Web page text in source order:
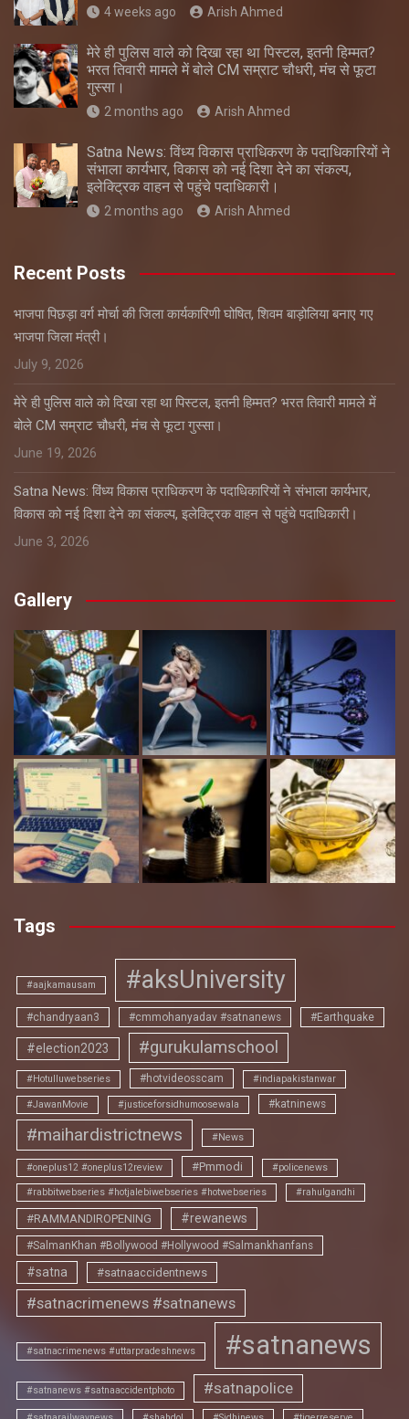
4 weeks ago Arish Ahmed
मेरे ही पुलिस वाले को दिखा रहा था पिस्टल, इतनी हिम्मत?
भरत तिवारी मामले में बोले CM सम्राट चौधरी, मंच से फूटा
गुस्सा।
2 months ago Arish Ahmed
Satna News: विंध्य विकास प्राधिकरण के पदाधिकारियों ने
संभाला कार्यभार, विकास को नई दिशा देने का संकल्प,
इलेक्ट्रिक वाहन से पहुंचे पदाधिकारी।
2 months ago Arish Ahmed
Recent Posts
भाजपा पिछड़ा वर्ग मोर्चा की जिला कार्यकारिणी घोषित, शिवम बाड़ोलिया बनाए गए
भाजपा जिला मंत्री।
July 9, 2026
मेरे ही पुलिस वाले को दिखा रहा था पिस्टल, इतनी हिम्मत? भरत तिवारी मामले में
बोले CM सम्राट चौधरी, मंच से फूटा गुस्सा।
June 19, 2026
Satna News: विंध्य विकास प्राधिकरण के पदाधिकारियों ने संभाला कार्यभार,
विकास को नई दिशा देने का संकल्प, इलेक्ट्रिक वाहन से पहुंचे पदाधिकारी।
June 3, 2026
Gallery
Tags
#aajkamausam #aksUniversity
#chandryaan3 #cmmohanyadav #satnanews #Earthquake
#election2023 #gurukulamschool
#Hotulluwebseries #hotvideosscam #indiapakistanwar
#JawanMovie #justiceforsidhumoosewala #katninews
#maihardistrictnews #News
#oneplus12 #oneplus12review #Pmmodi #policenews
#rabbitwebseries #hotjalebiwebseries #hotwebseries #rahulgandhi
#RAMMANDIROPENING #rewanews
#SalmanKhan #Bollywood #Hollywood #Salmankhanfans
#satna #satnaaccidentnews
#satnacrimenews #satnanews
#satnacrimenews #uttarpradeshnews #satnanews
#satnanews #satnaaccidentphoto #satnapolice